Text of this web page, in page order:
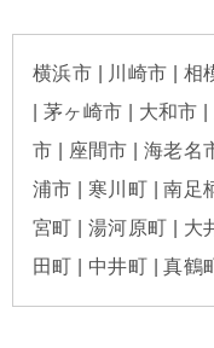
横浜市 | 川崎市 | 相
| 茅ヶ崎市 | 大和市
市 | 座間市 | 海老名
浦市 | 寒川町 | 南足
宮町 | 湯河原町 | 大
田町 | 中井町 | 真鶴